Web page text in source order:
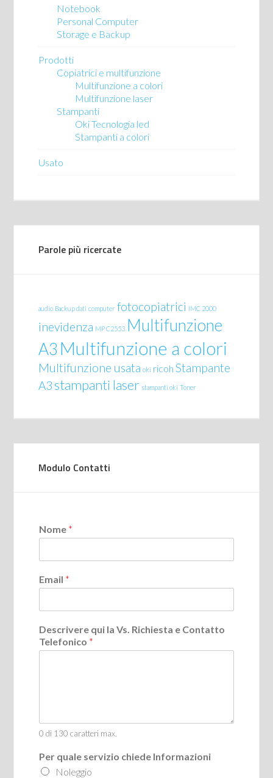
Notebook
Personal Computer
Storage e Backup
Prodotti
Copiatrici e multifunzione
Multifunzione a colori
Multifunzione laser
Stampanti
Oki Tecnologia led
Stampanti a colori
Usato
Parole più ricercate
audio Backup dati computer fotocopiatrici IMC 2000
inevidenza MP C2553 Multifunzione
A3 Multifunzione a colori
Multifunzione usata oki ricoh Stampante
A3stampanti laser stampanti oki Toner
Modulo Contatti
Nome *
Email *
Descrivere qui la Vs. Richiesta e Contatto
Telefonico *
0 di 130 caratteri max.
Per quale servizio chiede Informazioni
Noleggio